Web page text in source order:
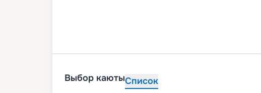
Выбор каютыСписок